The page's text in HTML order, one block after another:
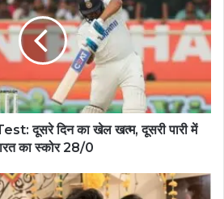
दूसरे दिन का खेल खत्म, दूसरी पारी में
का स्कोर 28/0